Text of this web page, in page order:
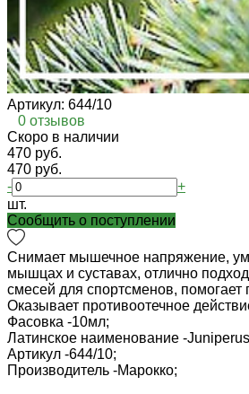
Артикул: 644/10
0 отзывов
Cкоро в наличии
470 руб.
470 руб.
-
+
шт.
Cообщить о поступлении
Снимает мышечное напряжение,
мышцах и суставах, отлично
смесей для спортсменов, помогает
Оказывает противоотечное
Фасовка -10мл;
Латинское наименование -
Артикул -644/10;
Производитель -Марокко;